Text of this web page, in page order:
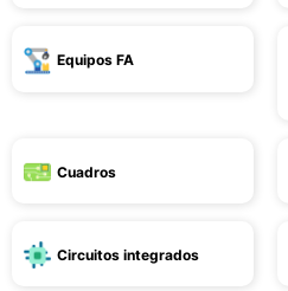
Equipos FA
Cuadros
Circuitos integrados